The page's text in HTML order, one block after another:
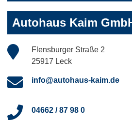
Autohaus Kaim
Flensburger Straße 2
25917 Leck
info@autohaus-kaim.de
04662 / 87 98 0